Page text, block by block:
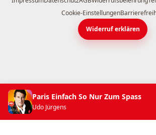
Cookie-Einstellungen
Widerruf erklären
Paris Einfach So Nur Zum Spass
Udo Jürgens